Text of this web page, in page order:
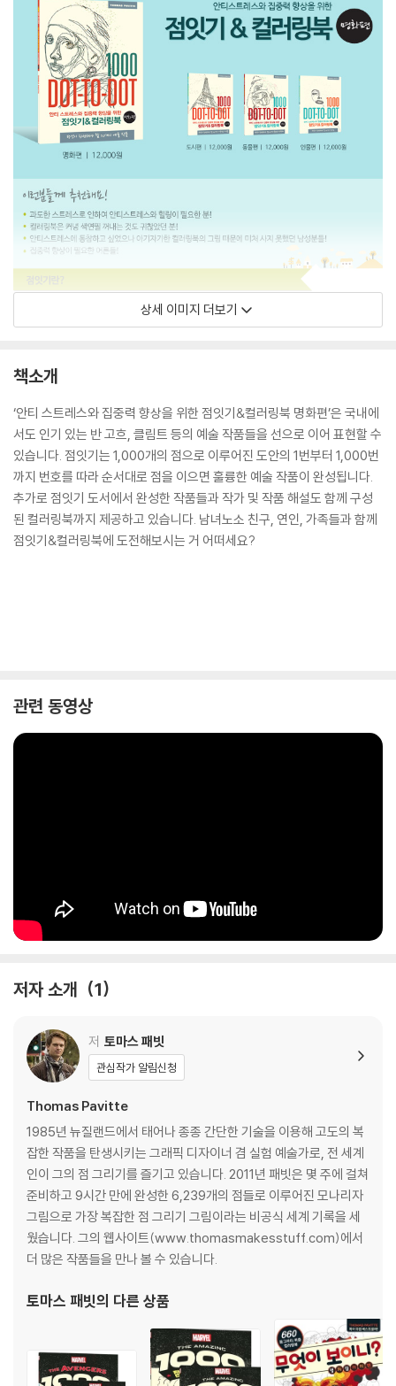
상세 이미지 더보기
책소개
‘안티 스트레스와 집중력 향상을 위한 점잇기&컬러링북 명화편’은 국내에
서도 인기 있는 반 고흐, 클림트 등의 예술 작품들을 선으로 이어 표현할 수
있습니다. 점잇기는 1,000개의 점으로 이루어진 도안의 1번부터 1,000번
까지 번호를 따라 순서대로 점을 이으면 훌륭한 예술 작품이 완성됩니다.
추가로 점잇기 도서에서 완성한 작품들과 작가 및 작품 해설도 함께 구성
된 컬러링북까지 제공하고 있습니다. 남녀노소 친구, 연인, 가족들과 함께
점잇기&컬러링북에 도전해보시는 거 어떠세요?
관련 동영상
저자 소개 1
저 토마스 패빗
관심작가 알림신청
Thomas Pavitte
1985년 뉴질랜드에서 태어나 종종 간단한 기술을 이용해 고도의 복
잡한 작품을 탄생시키는 그래픽 디자이너 겸 실험 예술가로, 전 세계
인이 그의 점 그리기를 즐기고 있습니다. 2011년 패빗은 몇 주에 걸쳐
준비하고 9시간 만에 완성한 6,239개의 점들로 이루어진 모나리자
그림으로 가장 복잡한 점 그리기 그림이라는 비공식 세계 기록을 세
웠습니다. 그의 웹사이트(www.thomasmakesstuff.com)에서
더 많은 작품들을 만나 볼 수 있습니다.
토마스 패빗의 다른 상품